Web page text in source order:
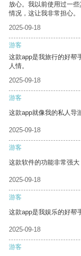
放心。我以前使用过一
情况，这让我非常担心。
2025-09-18
游客
这款app是我旅行的好帮
人情。
2025-09-18
游客
这款app就像我的私人导
2025-09-18
游客
这款软件的功能非常强大
2025-09-18
游客
这款app是我娱乐的好帮
2025-09-18
游客